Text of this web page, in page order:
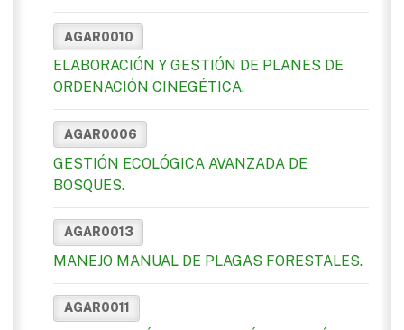
AGAR0010
ELABORACIÓN Y GESTIÓN DE PLANES DE
ORDENACIÓN CINEGÉTICA.
AGAR0006
GESTIÓN ECOLÓGICA AVANZADA DE
BOSQUES.
AGAR0013
MANEJO MANUAL DE PLAGAS FORESTALES.
AGAR0011